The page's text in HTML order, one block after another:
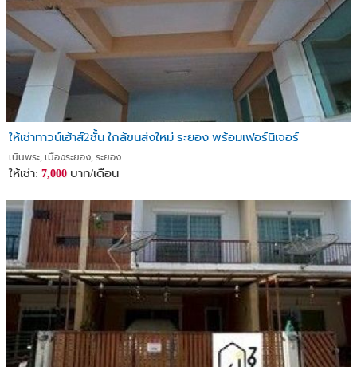
ให้เช่าทาวน์เฮ้าส์2ชั้น ใกล้ขนส่งใหม่ ระยอง พร้อมเฟอร์นิเจอร์
เนินพระ, เมืองระยอง, ระยอง
ให้เช่า: 7,000 บาท/เดือน